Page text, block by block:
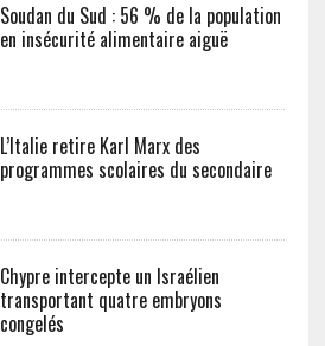
Soudan du Sud : 56 % de la population
en insécurité alimentaire aiguë
L’Italie retire Karl Marx des
programmes scolaires du secondaire
Chypre intercepte un Israélien
transportant quatre embryons
congelés